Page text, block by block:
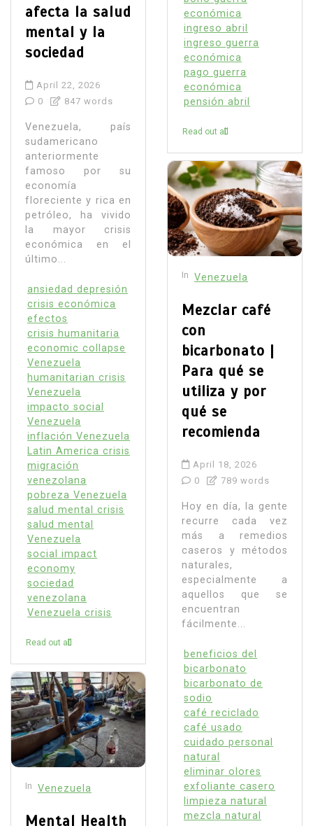
afecta la salud
mental y la
sociedad
April 22, 2026
0
847 words
Venezuela, país
sudamericano
anteriormente
famoso por su
economía
floreciente y rica en
petróleo, ha vivido
la mayor crisis
económica en el
último...
ansiedad depresión
crisis económica
efectos
crisis humanitaria
economic collapse
Venezuela
humanitarian crisis
Venezuela
impacto social
Venezuela
inflación Venezuela
Latin America crisis
migración
venezolana
pobreza Venezuela
salud mental crisis
salud mental
Venezuela
social impact
economy
sociedad
venezolana
Venezuela crisis
Read out all
In Venezuela
Mental Health
económica
ingreso abril
ingreso guerra
económica
pago guerra
económica
pensión abril
Read out all
In Venezuela
Mezclar café
con
bicarbonato |
Para qué se
utiliza y por
qué se
recomienda
April 18, 2026
0
789 words
Hoy en día, la gente
recurre cada vez
más a remedios
caseros y métodos
naturales,
especialmente a
aquellos que se
encuentran
fácilmente...
beneficios del
bicarbonato
bicarbonato de
sodio
café reciclado
café usado
cuidado personal
natural
eliminar olores
exfoliante casero
limpieza natural
mezcla natural